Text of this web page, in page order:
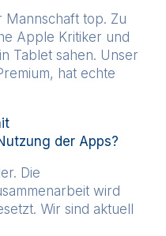
top. Zu
Apple Kritiker und
Tablet sahen. Unser
hat echte
der Apps?
Die
wird
Wir sind aktuell